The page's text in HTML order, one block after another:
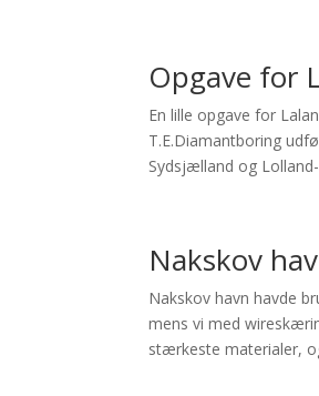
Opgave for
En lille opgave for
T.E.Diamantboring
Sydsjælland og Lolland-
Nakskov
Nakskov havn havde
mens vi med
stærkeste materialer,